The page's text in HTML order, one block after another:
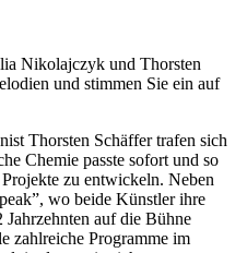
Nikolajczyk und Thorsten
und stimmen Sie ein auf
Thorsten Schäffer trafen sich
Chemie passte sofort und so
zu entwickeln. Neben
wo beide Künstler ihre
auf die Bühne
zahlreiche Programme im